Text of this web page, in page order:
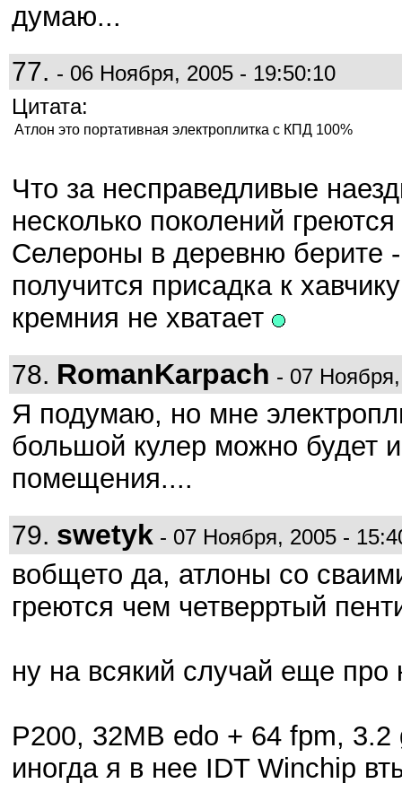
думаю...
77. - 06 Ноября, 2005 - 19:50:10
Цитата:
Атлон это портативная электроплитка с КПД 100%
Что за несправедливые
несколько поколений
Селероны в деревню берите -
получится присадка к
кремния не хватает
78. RomanKarpach - 07
Я подумаю, но мне
большой кулер можно будет
помещения....
79. swetyk - 07 Ноября, 2005 -
вобщето да, атлоны со
греются чем четверртый
ну на всякий случай еще
P200, 32MB edo + 64 fpm,
иногда я в нее IDT Winchip